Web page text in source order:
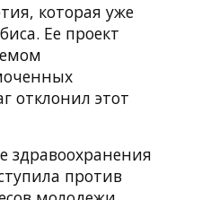
которая уже
Ее проект
отклонил этот
здравоохранения
против